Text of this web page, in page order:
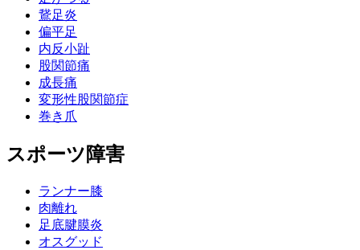
鵞足炎
偏平足
内反小趾
股関節痛
成長痛
変形性股関節症
巻き爪
スポーツ障害
ランナー膝
肉離れ
足底腱膜炎
オスグッド